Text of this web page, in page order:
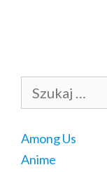
Among Us
Anime